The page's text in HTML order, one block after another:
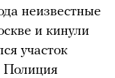
неизвестные
и кинули
участок
Полиция